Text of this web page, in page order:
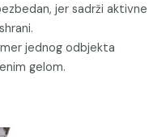
jer sadrži aktivne
jednog odbjekta
gelom.